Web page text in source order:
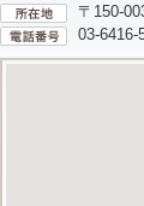
〒150-
03-6416-